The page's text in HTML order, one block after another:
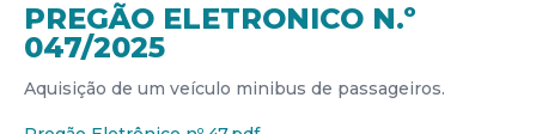
PREGÃO ELETRONICO N.º
047/2025
Aquisição de um veículo minibus de passageiros.